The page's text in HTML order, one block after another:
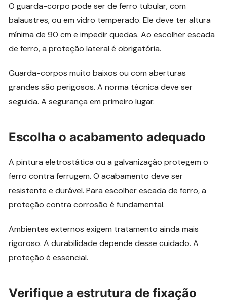
O guarda-corpo pode ser de ferro tubular, com
balaustres, ou em vidro temperado. Ele deve ter altura
mínima de 90 cm e impedir quedas. Ao escolher escada
de ferro, a proteção lateral é obrigatória.
Guarda-corpos muito baixos ou com aberturas
grandes são perigosos. A norma técnica deve ser
seguida. A segurança em primeiro lugar.
Escolha o acabamento adequado
A pintura eletrostática ou a galvanização protegem o
ferro contra ferrugem. O acabamento deve ser
resistente e durável. Para escolher escada de ferro, a
proteção contra corrosão é fundamental.
Ambientes externos exigem tratamento ainda mais
rigoroso. A durabilidade depende desse cuidado. A
proteção é essencial.
Verifique a estrutura de fixação